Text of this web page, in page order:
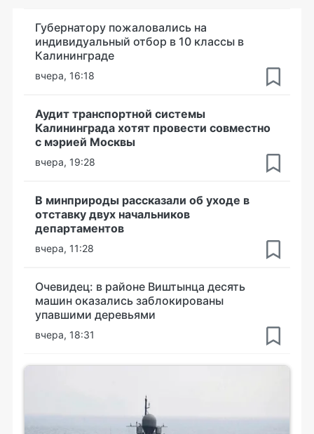
Губернатору пожаловались на
индивидуальный отбор в 10 классы в
Калининграде
вчера, 16:18
Аудит транспортной системы
Калининграда хотят провести совместно
с мэрией Москвы
вчера, 19:28
В минприроды рассказали об уходе в
отставку двух начальников
департаментов
вчера, 11:28
Очевидец: в районе Виштынца десять
машин оказались заблокированы
упавшими деревьями
вчера, 18:31